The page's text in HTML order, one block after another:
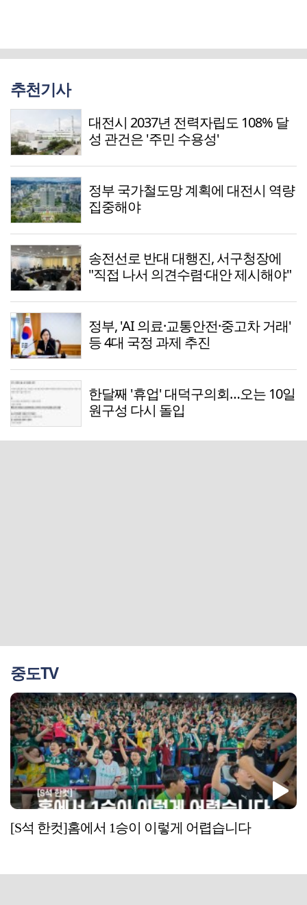
추천기사
대전시 2037년 전력자립도 108% 달
성 관건은 '주민 수용성'
정부 국가철도망 계획에 대전시 역량
집중해야
송전선로 반대 대행진, 서구청장에
"직접 나서 의견수렴·대안 제시해야"
정부, 'AI 의료·교통안전·중고차 거래'
등 4대 국정 과제 추진
한달째 '휴업' 대덕구의회…오는 10일
원구성 다시 돌입
중도TV
[S석 한컷]홈에서 1승이 이렇게 어렵습니다